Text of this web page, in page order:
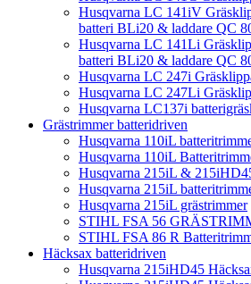
Husqvarna LC 141iV
batteri BLi20 & laddare QC
Husqvarna LC 141Li
batteri BLi20 & laddare QC
Husqvarna LC 247i
Husqvarna LC 247Li
Husqvarna LC137i
Grästrimmer batteridriven
Husqvarna 110iL
Husqvarna 110iL
Husqvarna 215iL &
Husqvarna 215iL
Husqvarna 215iL grästrimmer
STIHL FSA 56
STIHL FSA 86 R
Häcksax batteridriven
Husqvarna 215iHD45